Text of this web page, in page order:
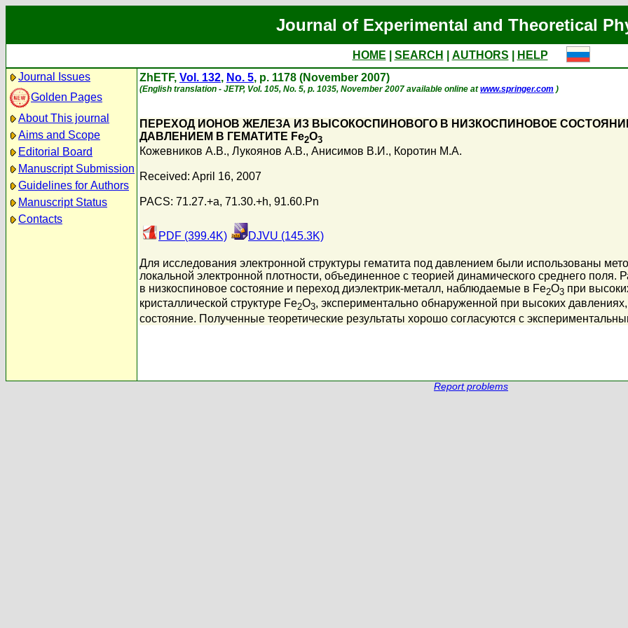
Journal of Experimental and Theoretical
HOME SEARCH AUTHORS
HELP
Journal Issues
Golden Pages
About This journal
Aims and Scope
Editorial Board
Manuscript Submission
Guidelines for Authors
Manuscript Status
Contacts
ZhETF, Vol. 132, No. 5, p. 1178 (November 2007)
(English translation - JETP, Vol. 105, No. 5, p. 1035, November 2007 available online atwww.springer.com )
ПЕРЕХОД ИОНОВ ЖЕЛЕЗА ИЗ ВЫСОКОСПИНОВОГО В НИЗКОСПИНОВОЕ
ДАВЛЕНИЕМ В ГЕМАТИТЕ Fe2O3
Кожевников А.В., Лукоянов А.В., Анисимов В.И., Коротин М.А.
Received: April 16, 2007
PACS: 71.27.+a, 71.30.+h, 91.60.Pn
PDF (399.4K) DJVU (145.3K)
Для исследования электронной структуры гематита под давлением были использованы
локальной электронной плотности, объединенное с теорией динамического среднего
в низкоспиновое состояние и переход диэлектрик-металл, наблюдаемые в Fe2O3 при
кристаллической структуре Fe2O3, экспериментально обнаруженной при высоких
состояние. Полученные теоретические результаты хорошо согласуются с
Report problems